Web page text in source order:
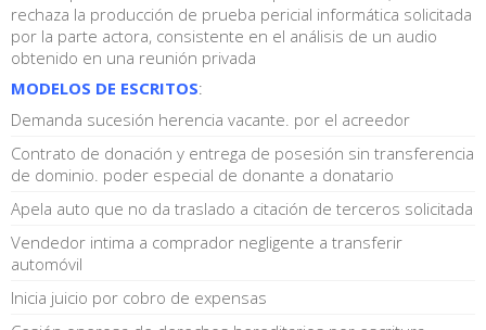
rechaza la producción de prueba pericial informática solicitada
por la parte actora, consistente en el análisis de un audio
obtenido en una reunión privada
MODELOS DE ESCRITOS:
Demanda sucesión herencia vacante. por el acreedor
Contrato de donación y entrega de posesión sin transferencia
de dominio. poder especial de donante a donatario
Apela auto que no da traslado a citación de terceros solicitada
Vendedor intima a comprador negligente a transferir
automóvil
Inicia juicio por cobro de expensas